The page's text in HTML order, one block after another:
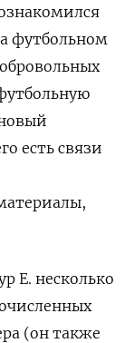
футбольном
есть связи
Е. несколько
(он также